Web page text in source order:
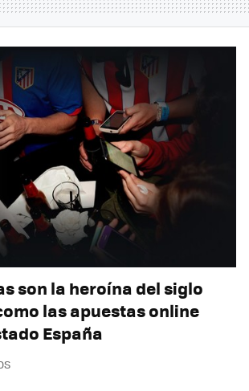
son la heroína del siglo
las apuestas online
España